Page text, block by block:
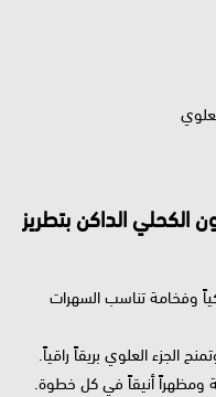
الكحلي الداكن بتطريز
وفخامة تناسب السهرات
ومظهراً أنيقاً في كل خطوة.